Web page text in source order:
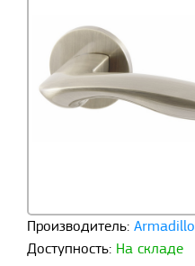
Производитель: Armadillo
Доступность: На складе